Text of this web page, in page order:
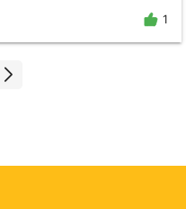
Екатерине!!!
1